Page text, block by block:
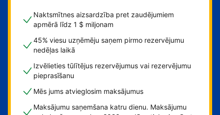
Naktsmītnes aizsardzība pret zaudējumiem
apmērā līdz 1 $ miljonam
45% viesu uzņēmēju saņem pirmo rezervējumu
nedēļas laikā
Izvēlieties tūlītējus rezervējumus vai rezervējumu
pieprasīšanu
Mēs jums atvieglosim maksājumus
Maksājumu saņemšana katru dienu. Maksājumu